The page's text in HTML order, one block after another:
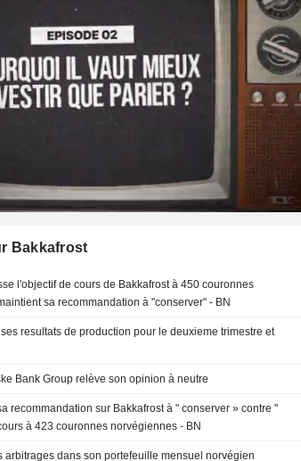
Bakkafrost
l'objectif de cours de Bakkafrost à 450 couronnes
sa recommandation à "conserver" - BN
resultats de production pour le deuxieme trimestre et
: Danske Bank Group relève son opinion à neutre
recommandation sur Bakkafrost à " conserver » contre "
à 423 couronnes norvégiennes - BN
arbitrages dans son portefeuille mensuel norvégien